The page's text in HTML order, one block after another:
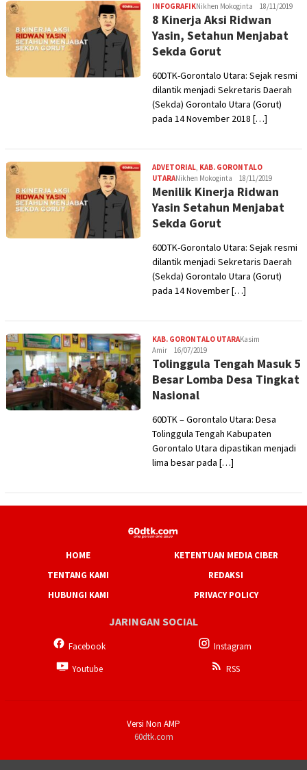
INFOGRAFIKNikhen Mokoginta 18/11/2019
8 Kinerja Aksi Ridwan
Yasin, Setahun Menjabat
Sekda Gorut
60DTK-Gorontalo Utara: Sejak resmi
dilantik menjadi Sekretaris Daerah
(Sekda) Gorontalo Utara (Gorut)
pada 14 November 2018 […]
ADVETORIAL, KAB. GORONTALO
UTARANikhen Mokoginta 18/11/2019
Menilik Kinerja Ridwan
Yasin Setahun Menjabat
Sekda Gorut
60DTK-Gorontalo Utara: Sejak resmi
dilantik menjadi Sekretaris Daerah
(Sekda) Gorontalo Utara (Gorut)
pada 14 November […]
KAB. GORONTALO UTARAKasim
Amir
16/07/2019
Tolinggula Tengah Masuk 5
Besar Lomba Desa Tingkat
Nasional
60DTK – Gorontalo Utara: Desa
Tolinggula Tengah Kabupaten
Gorontalo Utara dipastikan menjadi
lima besar pada […]
HOME
KETENTUAN MEDIA CIBER
TENTANG KAMI
REDAKSI
HUBUNGI KAMI
PRIVACY POLICY
JARINGAN SOCIAL
Facebook
Instagram
Youtube
RSS
Versi Non AMP
60dtk.com